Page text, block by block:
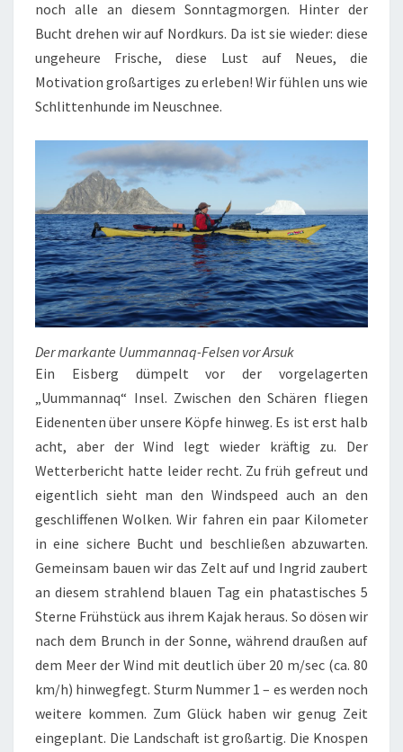
noch alle an diesem Sonntagmorgen. Hinter der
Bucht drehen wir auf Nordkurs. Da ist sie wieder: diese
ungeheure Frische, diese Lust auf Neues, die
Motivation großartiges zu erleben! Wir fühlen uns wie
Schlittenhunde im Neuschnee.
Der markante Uummannaq-Felsen vor Arsuk
Ein Eisberg dümpelt vor der vorgelagerten
„Uummannaq“ Insel. Zwischen den Schären fliegen
Eidenenten über unsere Köpfe hinweg. Es ist erst halb
acht, aber der Wind legt wieder kräftig zu. Der
Wetterbericht hatte leider recht. Zu früh gefreut und
eigentlich sieht man den Windspeed auch an den
geschliffenen Wolken. Wir fahren ein paar Kilometer
in eine sichere Bucht und beschließen abzuwarten.
Gemeinsam bauen wir das Zelt auf und Ingrid zaubert
an diesem strahlend blauen Tag ein phatastisches 5
Sterne Frühstück aus ihrem Kajak heraus. So dösen wir
nach dem Brunch in der Sonne, während draußen auf
dem Meer der Wind mit deutlich über 20 m/sec (ca. 80
km/h) hinwegfegt. Sturm Nummer 1 – es werden noch
weitere kommen. Zum Glück haben wir genug Zeit
eingeplant. Die Landschaft ist großartig. Die Knospen